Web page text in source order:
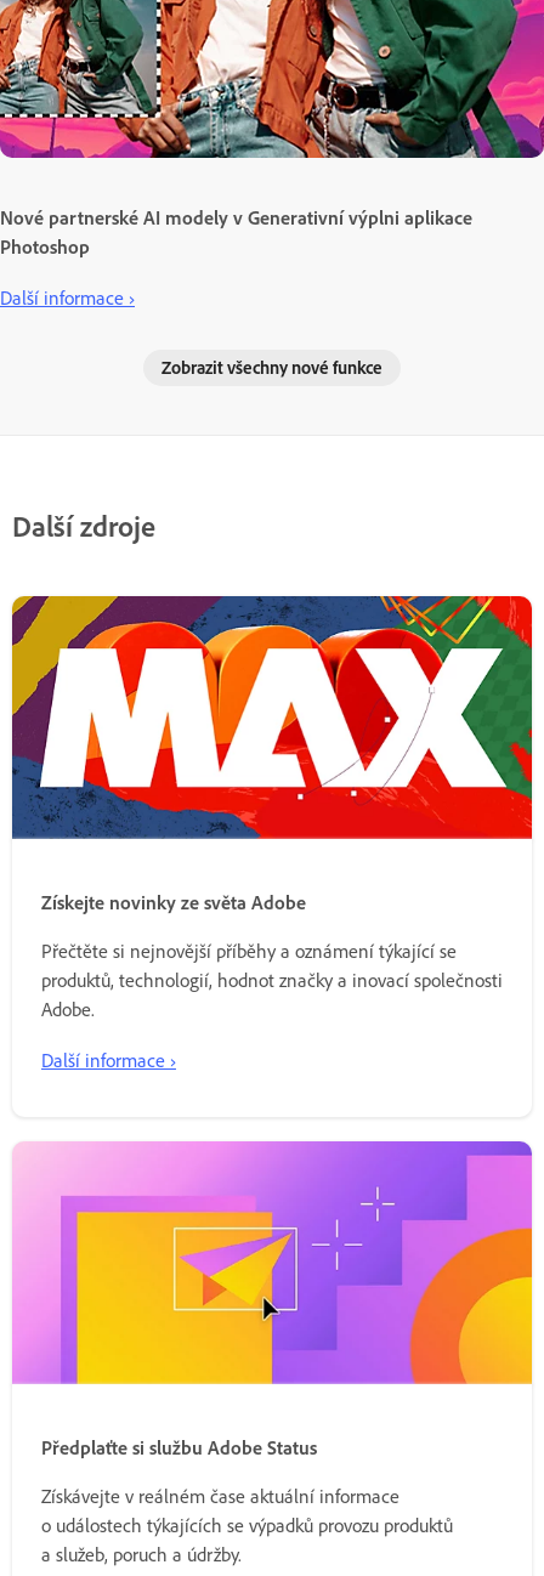
Nové partnerské AI modely v Generativní výplni aplikace
Photoshop
Další informace ›
Zobrazit všechny nové funkce
Další zdroje
Získejte novinky ze světa Adobe
Přečtěte si nejnovější příběhy a oznámení týkající se
produktů, technologií, hodnot značky a inovací společnosti
Adobe.
Další informace ›
Předplaťte si službu Adobe Status
Získávejte v reálném čase aktuální informace
o událostech týkajících se výpadků provozu produktů
a služeb, poruch a údržby.